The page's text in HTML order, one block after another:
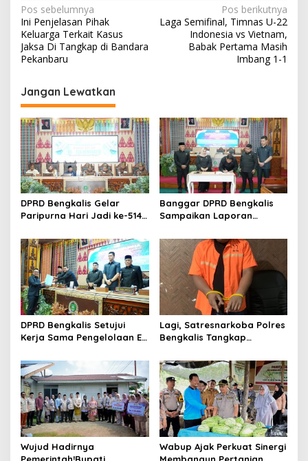
N
a
v
i
g
a
s
i
p
o
s
Pos sebelumnya
Ini Penjelasan Pihak
Keluarga Terkait Kasus
Jaksa Di Tangkap di Bandara
Pekanbaru
Pos berikutnya
Laga Semifinal, Timnas U-22
Indonesia vs Vietnam,
Babak Pertama Masih
Imbang 1-1
Jangan Lewatkan
DPRD Bengkalis Gelar
Paripurna Hari Jadi ke-514
Semangat Membangun
Negeri Junjungan.
Banggar DPRD Bengkalis
Sampaikan Laporan
Pertanggungjawaban
Pelaksanaan APBD Tahun
Anggaran 2025
DPRD Bengkalis Setujui
Kerja Sama Pengelolaan E-
Sungai Selari.
Lagi, Satresnarkoba Polres
Bengkalis Tangkap
Air
Wujud Hadirnya
Pemerintah!Bupati
Wabup Ajak Perkuat Sinergi
Membangun Pertanian